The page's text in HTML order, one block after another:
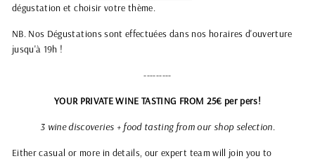
dégustation et choisir votre thème.
NB. Nos Dégustations sont effectuées dans nos horaires d'ouverture
jusqu'à 19h !
---------
YOUR PRIVATE WINE TASTING FROM 25€ per pers!
3 wine discoveries + food tasting from our shop selection.
Either casual or more in details, our expert team will join you to